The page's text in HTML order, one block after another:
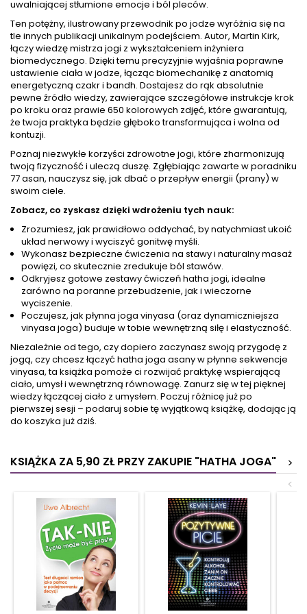
uwalniającej stłumione emocje i ból pleców.
Ten potężny, ilustrowany przewodnik po jodze wyróżnia się na
tle innych publikacji unikalnym podejściem. Autor, Martin Kirk,
łączy wiedzę mistrza jogi z wykształceniem inżyniera
biomedycznego. Dzięki temu precyzyjnie wyjaśnia poprawne
ustawienie ciała w jodze, łącząc biomechanikę z anatomią
energetyczną czakr i bandh. Dostajesz do rąk absolutnie
pewne źródło wiedzy, zawierające szczegółowe instrukcje krok
po kroku oraz prawie 650 kolorowych zdjęć, które gwarantują,
że twoja praktyka będzie głęboko transformująca i wolna od
kontuzji.
Poznaj niezwykłe korzyści zdrowotne jogi, które zharmonizują
twoją fizyczność i uleczą duszę. Zgłębiając zawarte w poradniku
77 asan, nauczysz się, jak dbać o przepływ energii (prany) w
swoim ciele.
Zobacz, co zyskasz dzięki wdrożeniu tych nauk:
Zrozumiesz, jak prawidłowo oddychać, by natychmiast ukoić
układ nerwowy i wyciszyć gonitwę myśli.
Wykonasz bezpieczne ćwiczenia na stawy i naturalny masaż
powięzi, co skutecznie zredukuje ból stawów.
Odkryjesz gotowe zestawy ćwiczeń hatha jogi, idealne
zarówno na poranne przebudzenie, jak i wieczorne
wyciszenie.
Poczujesz, jak płynna joga vinyasa (oraz dynamiczniejsza
vinyasa joga) buduje w tobie wewnętrzną siłę i elastyczność.
Niezależnie od tego, czy dopiero zaczynasz swoją przygodę z
jogą, czy chcesz łączyć hatha joga asany w płynne sekwencje
vinyasa, ta książka pomoże ci rozwijać praktykę wspierającą
ciało, umysł i wewnętrzną równowagę. Zanurz się w tej pięknej
wiedzy łączącej ciało z umysłem. Poczuj różnicę już po
pierwszej sesji – podaruj sobie tę wyjątkową książkę, dodając ją
do koszyka już dziś.
KSIĄŻKA ZA 5,90 ZŁPRZY ZAKUPIE "HATHA JOGA"
>
<